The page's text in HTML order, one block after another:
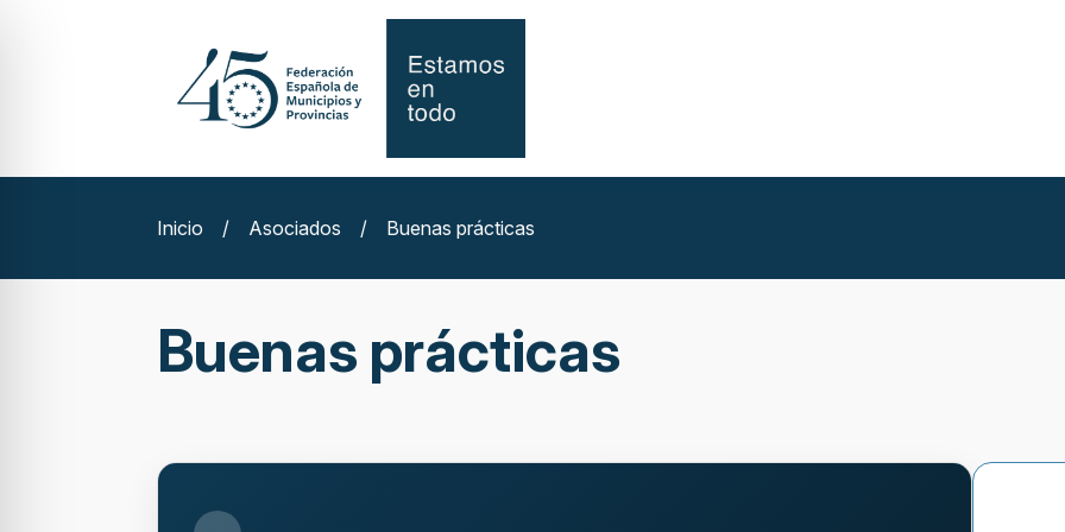
Inicio / Asociados / Buenas prácticas
Buenas prácticas